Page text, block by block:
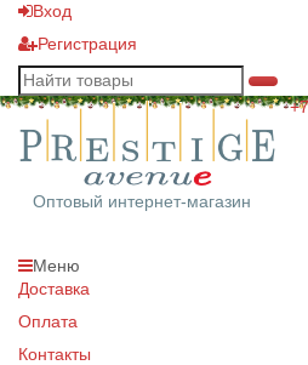
Вход
Регистрация
Оптовый интернет-магазин
Меню
Доставка
Оплата
Контакты